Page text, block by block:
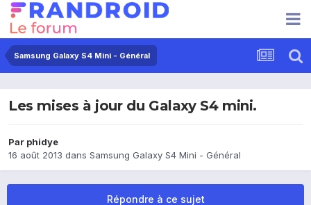
Samsung Galaxy S4 Mini - Général
Les mises à jour du Galaxy S4 mini.
Par phidye
16 août 2013 dans Samsung Galaxy S4 Mini - Général
Répondre à ce sujet